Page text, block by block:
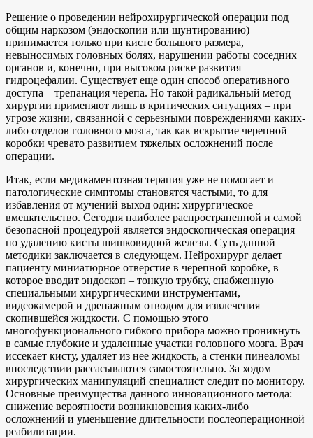
Решение о проведении нейрохирургической операции под
общим наркозом (эндоскопии или шунтированию)
принимается только при кисте большого размера,
невыносимых головных болях, нарушении работы соседних
органов и, конечно, при высоком риске развития
гидроцефалии. Существует еще один способ оперативного
доступа – трепанация черепа. Но такой радикальный метод
хирургии применяют лишь в критических ситуациях – при
угрозе жизни, связанной с серьезными повреждениями каких-
либо отделов головного мозга, так как вскрытие черепной
коробки чревато развитием тяжелых осложнений после
операции.
Итак, если медикаментозная терапия уже не помогает и
патологические симптомы становятся частыми, то для
избавления от мучений выход один: хирургическое
вмешательство. Сегодня наиболее распространенной и самой
безопасной процедурой является эндоскопическая операция
по удалению кисты шишковидной железы. Суть данной
методики заключается в следующем. Нейрохирург делает
пациенту миниатюрное отверстие в черепной коробке, в
которое вводит эндоскоп – тонкую трубку, снабженную
специальными хирургическими инструментами,
видеокамерой и дренажным отводом для извлечения
скопившейся жидкости. С помощью этого
многофункционального гибкого прибора можно проникнуть
в самые глубокие и удаленные участки головного мозга. Врач
иссекает кисту, удаляет из нее жидкость, а стенки пинеаломы
впоследствии рассасываются самостоятельно. За ходом
хирургических манипуляций специалист следит по монитору.
Основные преимущества данного инновационного метода:
снижение вероятности возникновения каких-либо
осложнений и уменьшение длительности послеоперационной
реабилитации.